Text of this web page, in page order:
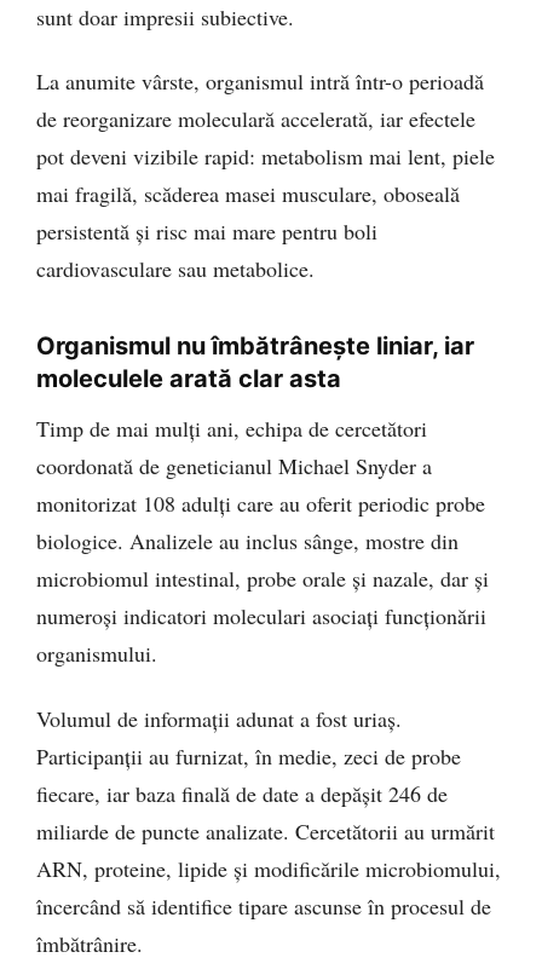
sunt doar impresii subiective.
La anumite vârste, organismul intră într-o perioadă
de reorganizare moleculară accelerată, iar efectele
pot deveni vizibile rapid: metabolism mai lent, piele
mai fragilă, scăderea masei musculare, oboseală
persistentă și risc mai mare pentru boli
cardiovasculare sau metabolice.
Organismul nu îmbătrânește liniar, iar
moleculele arată clar asta
Timp de mai mulți ani, echipa de cercetători
coordonată de geneticianul Michael Snyder a
monitorizat 108 adulți care au oferit periodic probe
biologice. Analizele au inclus sânge, mostre din
microbiomul intestinal, probe orale și nazale, dar și
numeroși indicatori moleculari asociați funcționării
organismului.
Volumul de informații adunat a fost uriaș.
Participanții au furnizat, în medie, zeci de probe
fiecare, iar baza finală de date a depășit 246 de
miliarde de puncte analizate. Cercetătorii au urmărit
ARN, proteine, lipide și modificările microbiomului,
încercând să identifice tipare ascunse în procesul de
îmbătrânire.